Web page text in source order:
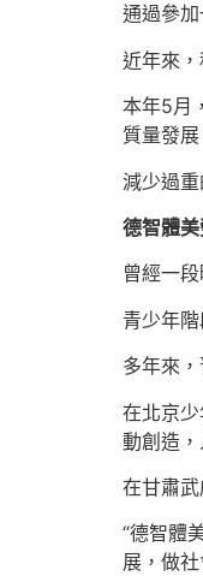
通過參
近年來
本年5月
質量發展
減少過
德智體
曾經一
青少年
多年來
在北京
動創造
在甘肅
“德智體
展，做